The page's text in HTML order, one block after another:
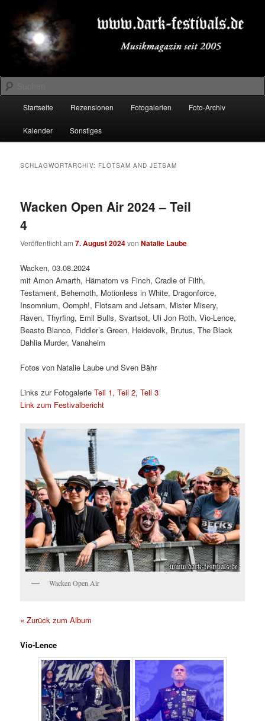
primären
Inhalt
springen
sekundären
Inhalt
springenDARK-FESTIVALS.DE
Suchen
Startseite Rezensionen Fotogalerien Foto-Archiv
Kalender Sonstiges
SCHLAGWORTARCHIV: FLOTSAM AND JETSAM
Wacken Open Air 2024 – Teil
4
Veröffentlicht am7. August 2024vonNatalie Laube
Wacken, 03.08.2024
mit Amon Amarth, Hämatom vs Finch, Cradle of Filth,
Testament, Behemoth, Motionless in White, Dragonforce,
Insomnium, Oomph!, Flotsam and Jetsam, Mister Misery,
Raven, Thyrfing, Emil Bulls, Svartsot, Uli Jon Roth, Vio-Lence,
Beasto Blanco, Fiddler’s Green, Heidevolk, Brutus, The Black
Dahlia Murder, Vanaheim
Fotos von Natalie Laube und Sven Bähr
Links zur FotogalerieTeil 1,Teil 2,Teil 3
Link zum Festivalbericht
Wacken Open Air
« Zurück zum Album
Vio-Lence